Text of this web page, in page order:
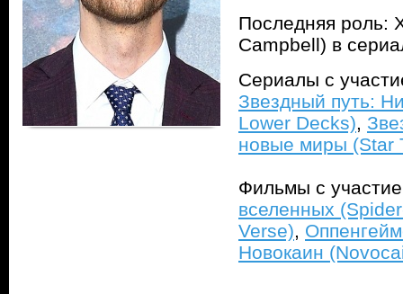
Последняя роль:
Campbell) в
Сериалы с
Звездный путь:
Lower Decks),
новые миры (Star
Фильмы с
вселенных
Verse),
Новокаин